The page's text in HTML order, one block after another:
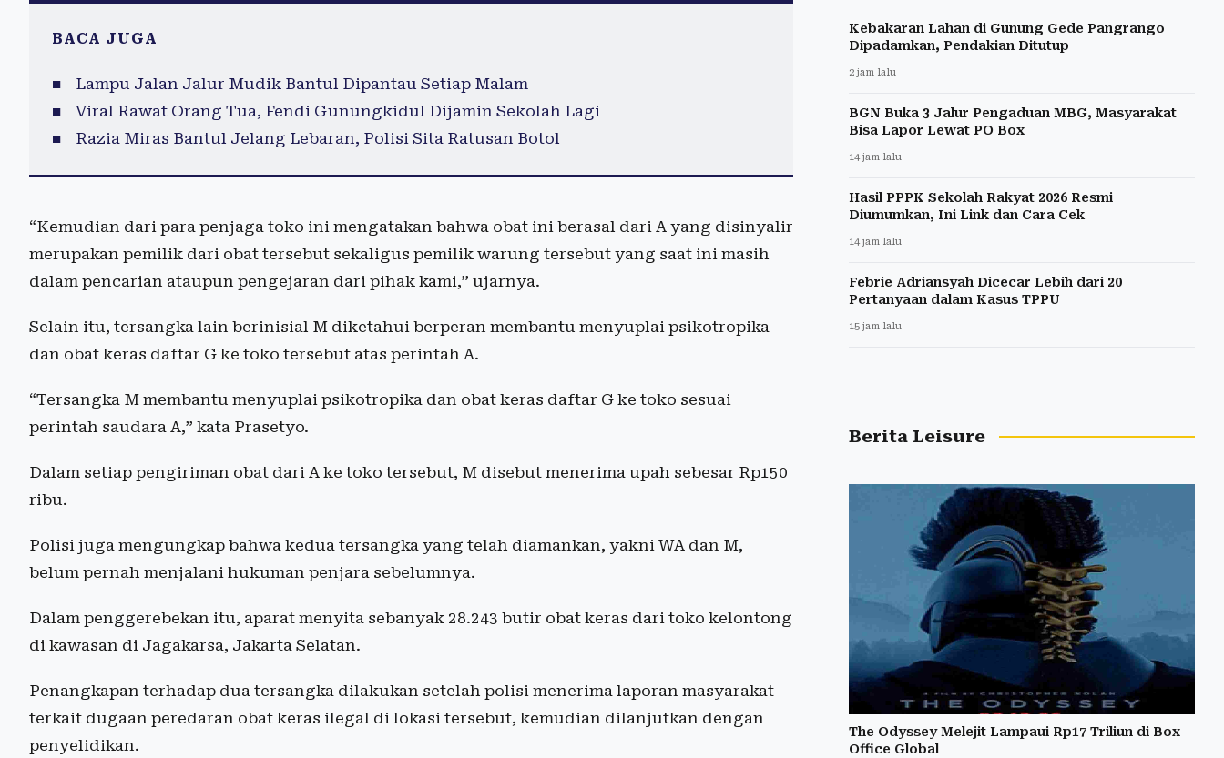
BACA JUGA
Lampu Jalan Jalur Mudik Bantul Dipantau Setiap Malam
Viral Rawat Orang Tua, Fendi Gunungkidul Dijamin Sekolah Lagi
Razia Miras Bantul Jelang Lebaran, Polisi Sita Ratusan Botol
“Kemudian dari para penjaga toko ini mengatakan bahwa obat ini berasal dari A yang disinyalir
merupakan pemilik dari obat tersebut sekaligus pemilik warung tersebut yang saat ini masih
dalam pencarian ataupun pengejaran dari pihak kami,” ujarnya.
Selain itu, tersangka lain berinisial M diketahui berperan membantu menyuplai psikotropika
dan obat keras daftar G ke toko tersebut atas perintah A.
“Tersangka M membantu menyuplai psikotropika dan obat keras daftar G ke toko sesuai
perintah saudara A,” kata Prasetyo.
Dalam setiap pengiriman obat dari A ke toko tersebut, M disebut menerima upah sebesar Rp150
ribu.
Polisi juga mengungkap bahwa kedua tersangka yang telah diamankan, yakni WA dan M,
belum pernah menjalani hukuman penjara sebelumnya.
Dalam penggerebekan itu, aparat menyita sebanyak 28.243 butir obat keras dari toko kelontong
di kawasan di Jagakarsa, Jakarta Selatan.
Penangkapan terhadap dua tersangka dilakukan setelah polisi menerima laporan masyarakat
terkait dugaan peredaran obat keras ilegal di lokasi tersebut, kemudian dilanjutkan dengan
penyelidikan.
Kebakaran Lahan di Gunung Gede Pangrango
Dipadamkan, Pendakian Ditutup
2 jam lalu
BGN Buka 3 Jalur Pengaduan MBG, Masyarakat
Bisa Lapor Lewat PO Box
14 jam lalu
Hasil PPPK Sekolah Rakyat 2026 Resmi
Diumumkan, Ini Link dan Cara Cek
14 jam lalu
Febrie Adriansyah Dicecar Lebih dari 20
Pertanyaan dalam Kasus TPPU
15 jam lalu
Berita Leisure
The Odyssey Melejit Lampaui Rp17 Triliun di Box
Office Global